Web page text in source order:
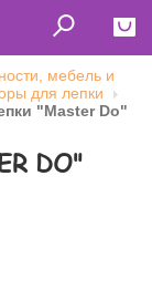
Close
мебель и
для лепки
"Master Do"
DO"